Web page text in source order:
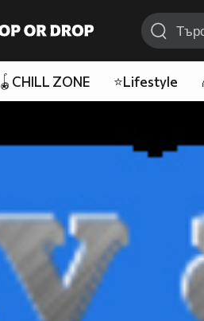
🪀CHILL ZONE ⭐Lifestyle